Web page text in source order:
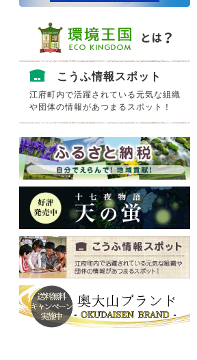
こうふ情報スポット
江府町内で活躍されている元気な組織
や団体の情報があつまるスポット！